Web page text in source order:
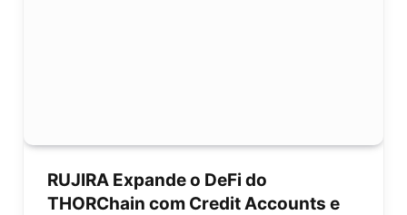
RUJIRA Expande o DeFi do
THORChain com Credit Accounts e